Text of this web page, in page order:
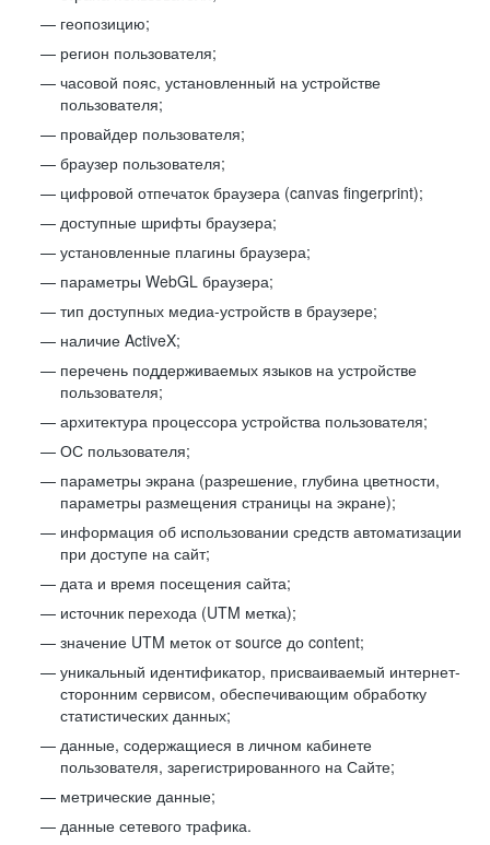
геопозицию;
регион пользователя;
часовой пояс, установленный на устройстве
пользователя;
провайдер пользователя;
браузер пользователя;
цифровой отпечаток браузера (canvas fingerprint);
доступные шрифты браузера;
установленные плагины браузера;
параметры WebGL браузера;
тип доступных медиа-устройств в браузере;
наличие ActiveX;
перечень поддерживаемых языков на устройстве
пользователя;
архитектура процессора устройства пользователя;
ОС пользователя;
параметры экрана (разрешение, глубина цветности,
параметры размещения страницы на экране);
информация об использовании средств автоматизации
при доступе на сайт;
дата и время посещения сайта;
источник перехода (UTM метка);
значение UTM меток от source до content;
уникальный идентификатор, присваиваемый интернет-
сторонним сервисом, обеспечивающим обработку
статистических данных;
данные, содержащиеся в личном кабинете
пользователя, зарегистрированного на Сайте;
метрические данные;
данные сетевого трафика.